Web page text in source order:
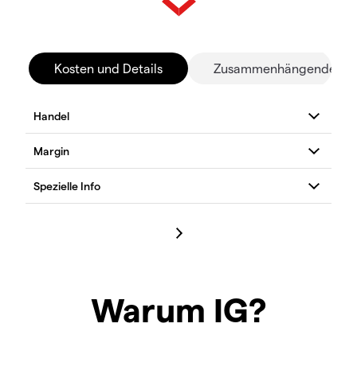
Kosten und Details Zusammenhängende
Warum IG?